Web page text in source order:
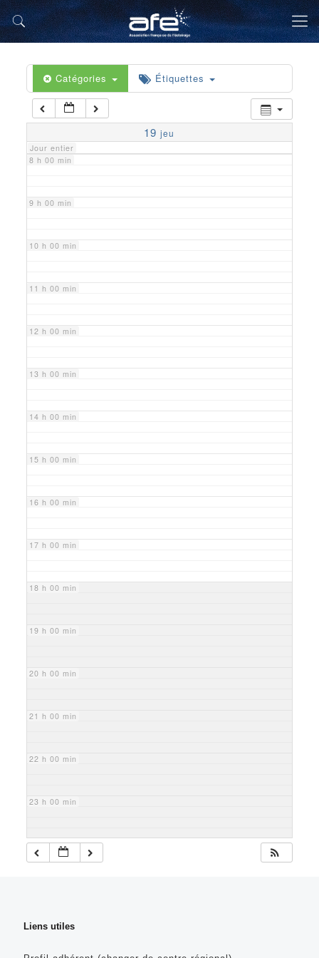
Catégories Étiquettes
19 jeu
Jour entier
5 h 00 min
6 h 00 min
7 h 00 min
8 h 00 min
9 h 00 min
10 h 00 min
11 h 00 min
12 h 00 min
13 h 00 min
14 h 00 min
15 h 00 min
16 h 00 min
17 h 00 min
18 h 00 min
19 h 00 min
20 h 00 min
21 h 00 min
22 h 00 min
23 h 00 min
Liens utiles